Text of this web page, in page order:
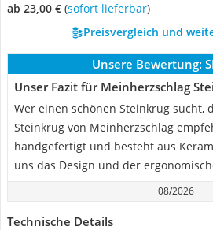
ab 23,00 € ( Sofort lieferbar)
Preisvergleich und
Unsere Bewertung:
Unser Fazit für Meinherzschlag
Wer einen schönen Steinkrug sucht,
Steinkrug von Meinherzschlag
handgefertigt und besteht aus
uns das Design und der
08/2026
Technische Details